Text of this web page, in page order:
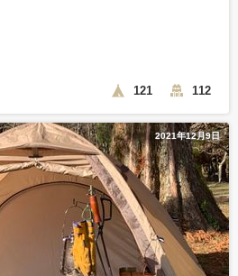
121 112
2021年12月9日